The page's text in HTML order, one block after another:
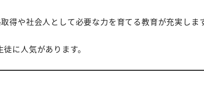
得や社会人として必要な力を育てる教育が充実しま
に人気があります。